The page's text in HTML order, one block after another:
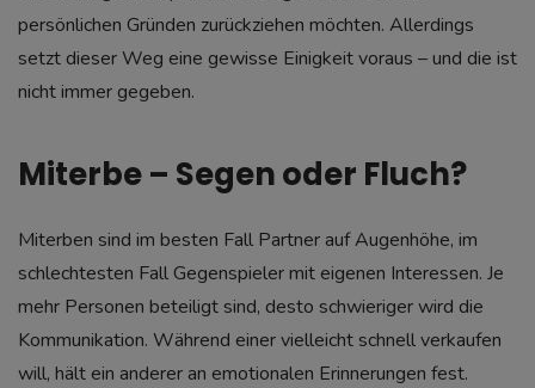
persönlichen Gründen zurückziehen möchten. Allerdings
setzt dieser Weg eine gewisse Einigkeit voraus – und die ist
nicht immer gegeben.
Miterbe – Segen oder Fluch?
Miterben sind im besten Fall Partner auf Augenhöhe, im
schlechtesten Fall Gegenspieler mit eigenen Interessen. Je
mehr Personen beteiligt sind, desto schwieriger wird die
Kommunikation. Während einer vielleicht schnell verkaufen
will, hält ein anderer an emotionalen Erinnerungen fest.